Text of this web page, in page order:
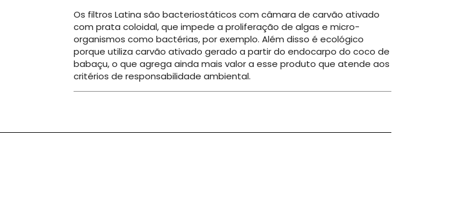
Os filtros Latina são bacteriostáticos com câmara de carvão ativado
com prata coloidal, que impede a proliferação de algas e micro-
organismos como bactérias, por exemplo. Além disso é ecológico
porque utiliza carvão ativado gerado a partir do endocarpo do coco de
babaçu, o que agrega ainda mais valor a esse produto que atende aos
critérios de responsabilidade ambiental.